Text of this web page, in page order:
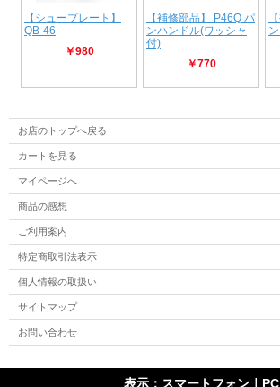
お店のトップへ戻る
カートを見る
マイページへ
商品の感想
ご利用案内
特定商取引法表示
個人情報の取扱い
サイトマップ
お問い合わせ
表示：スマートフォン｜ PC